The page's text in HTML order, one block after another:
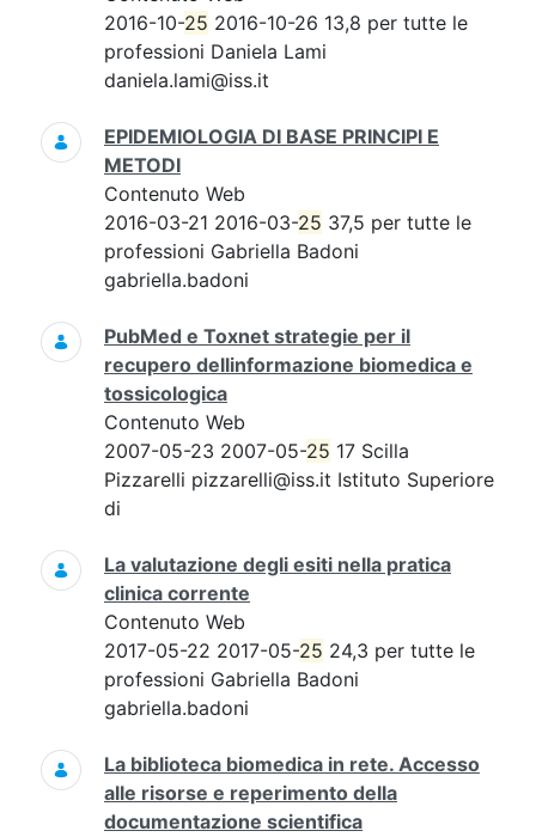
2016-10-25 2016-10-26 13,8 per tutte le
professioni Daniela Lami
daniela.lami@iss.it
EPIDEMIOLOGIA DI BASE PRINCIPI E
METODI
Contenuto Web
2016-03-21 2016-03-25 37,5 per tutte le
professioni Gabriella Badoni
gabriella.badoni
PubMed e Toxnet strategie per il
recupero dellinformazione biomedica e
tossicologica
Contenuto Web
2007-05-23 2007-05-25 17 Scilla
Pizzarelli pizzarelli@iss.it Istituto Superiore
di
La valutazione degli esiti nella pratica
clinica corrente
Contenuto Web
2017-05-22 2017-05-25 24,3 per tutte le
professioni Gabriella Badoni
gabriella.badoni
La biblioteca biomedica in rete. Accesso
alle risorse e reperimento della
documentazione scientifica